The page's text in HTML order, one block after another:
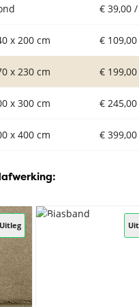
€ 39,00
x 200 cm €
x 230 cm €
x 300 cm €
x 400 cm €
Uitleg